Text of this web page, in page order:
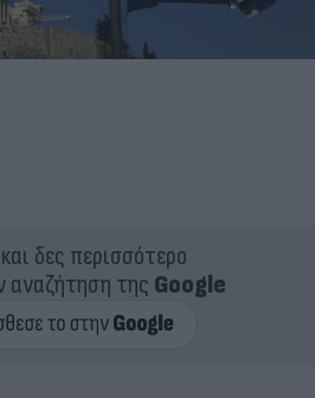
δες περισσότερο
αναζήτηση της Google